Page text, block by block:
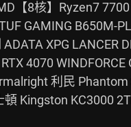
【8核】Ryzen7 7700
GAMING B650M-
XPG LANCER
4070 WINDFORCE
利民 Phantom
Kingston KC3000